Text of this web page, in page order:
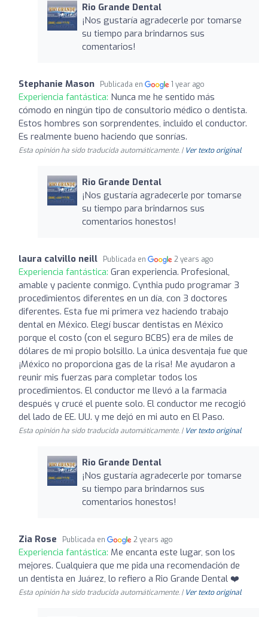
Rio Grande Dental
¡Nos gustaría agradecerle por tomarse
su tiempo para brindarnos sus
comentarios!
Stephanie Mason Publicada en 1 year ago
Experiencia fantástica: Nunca me he sentido más
cómodo en ningún tipo de consultorio médico o dentista.
Estos hombres son sorprendentes, incluido el conductor.
Es realmente bueno haciendo que sonrías.
Esta opinión ha sido traducida automáticamente. | Ver texto original
Rio Grande Dental
¡Nos gustaría agradecerle por tomarse
su tiempo para brindarnos sus
comentarios honestos!
laura calvillo neill Publicada en 2 years ago
Experiencia fantástica: Gran experiencia. Profesional,
amable y paciente conmigo. Cynthia pudo programar 3
procedimientos diferentes en un día, con 3 doctores
diferentes. Esta fue mi primera vez haciendo trabajo
dental en México. Elegí buscar dentistas en México
porque el costo (con el seguro BCBS) era de miles de
dólares de mi propio bolsillo. La única desventaja fue que
¡México no proporciona gas de la risa! Me ayudaron a
reunir mis fuerzas para completar todos los
procedimientos. El conductor me llevó a la farmacia
después y crucé el puente solo. El conductor me recogió
del lado de EE. UU. y me dejó en mi auto en El Paso.
Esta opinión ha sido traducida automáticamente. | Ver texto original
Rio Grande Dental
¡Nos gustaría agradecerle por tomarse
su tiempo para brindarnos sus
comentarios honestos!
Zia Rose Publicada en 2 years ago
Experiencia fantástica: Me encanta este lugar, son los
mejores. Cualquiera que me pida una recomendación de
un dentista en Juárez, lo refiero a Rio Grande Dental ❤️
Esta opinión ha sido traducida automáticamente. | Ver texto original